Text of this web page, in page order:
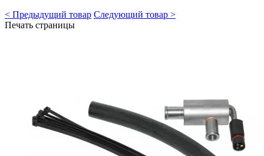
< Предыдущий товар Следующий товар >
Печать страницы